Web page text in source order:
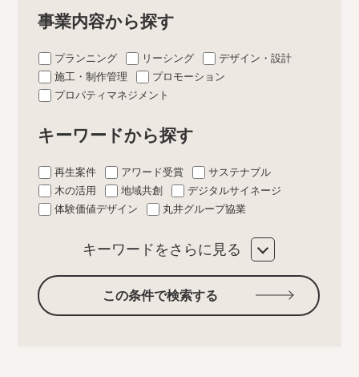
事業内容から探す
プランニング リーシング
デザイン・設計
施工・制作管理
プロモーション
プロパティマネジメント
キーワードから探す
再生案件 アワード受賞
サステナブル
木の活用
地域共創
デジタルサイネージ
体験価値デザイン
丸井グループ協業
キーワードをさらに見る
この条件で検索する